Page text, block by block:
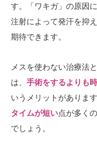
す。「ワキガ」の原因
注射によって発汗を抑
期待できます。
メスを使わない治療法
は、手術をするよりも
いうメリットがありま
タイムが短い点が多く
でしょう。